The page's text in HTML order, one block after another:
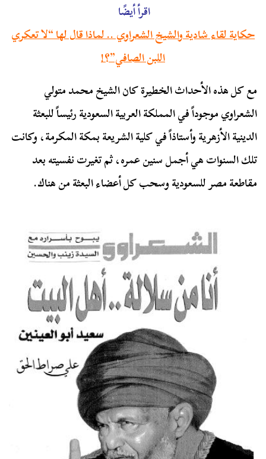
اقرأ أيضًا
حكاية لقاء شادية والشيخ الشعراوي .. لماذا قال لها “لا تعكري
اللبن الصافي”؟!
مع كل هذه الأحداث الخطيرة كان الشيخ محمد متولي
الشعراوي موجوداً في المملكة العربية السعودية رئيساً للبعثة
الدينية الأزهرية وأستاذاً في كلية الشريعة بمكة المكرمة، وكانت
تلك السنوات هي أجمل سنين عمره، ثم تغيرت نفسيته بعد
مقاطعة مصر للسعودية وسحب كل أعضاء البعثة من هناك.